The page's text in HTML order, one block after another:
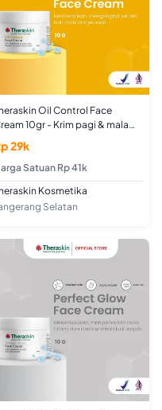
Oil Control Face
10gr - Krim pagi & malam
chamomilla extract,
acid, dan niacinamide
mencerahkan kulit wajah
29k
Satuan Rp 41k
Kosmetika
Selatan